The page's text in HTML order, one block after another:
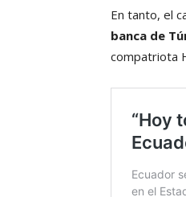
En tanto, el
banca de
compatriota